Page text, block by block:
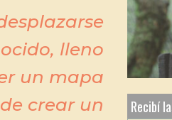
lleno
un mapa
crear un
Recibí